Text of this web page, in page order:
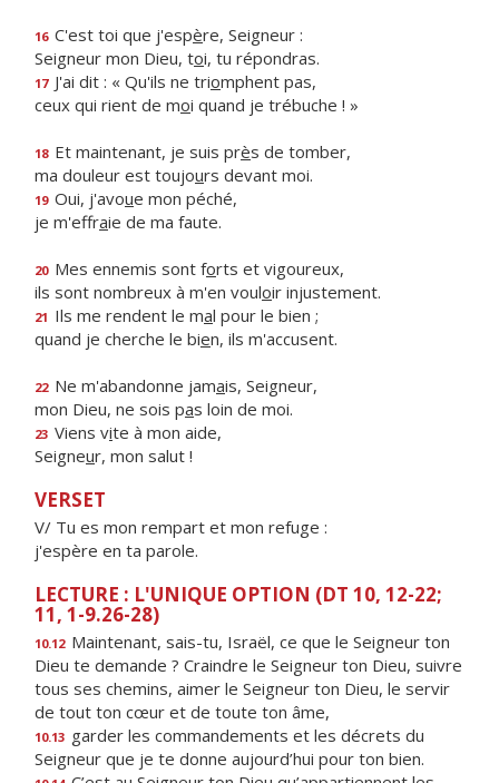
16 C'est toi que j'espère, Seigneur :
Seigneur mon Dieu, toi, tu répondras.
17 J'ai dit : « Qu'ils ne triomphent pas,
ceux qui rient de moi quand je trébuche ! »
18 Et maintenant, je suis près de tomber,
ma douleur est toujours devant moi.
19 Oui, j'avoue mon péché,
je m'effraie de ma faute.
20 Mes ennemis sont forts et vigoureux,
ils sont nombreux à m'en vouloir injustement.
21 Ils me rendent le mal pour le bien ;
quand je cherche le bien, ils m'accusent.
22 Ne m'abandonne jamais, Seigneur,
mon Dieu, ne sois pas loin de moi.
23 Viens vite à mon aide,
Seigneur, mon salut !
VERSET
V/ Tu es mon rempart et mon refuge :
j'espère en ta parole.
LECTURE : L'UNIQUE OPTION (DT 10, 12-22;
11, 1-9.26-28)
10.12 Maintenant, sais-tu, Israël, ce que le Seigneur ton
Dieu te demande ? Craindre le Seigneur ton Dieu, suivre
tous ses chemins, aimer le Seigneur ton Dieu, le servir
de tout ton cœur et de toute ton âme,
10.13 garder les commandements et les décrets du
Seigneur que je te donne aujourd’hui pour ton bien.